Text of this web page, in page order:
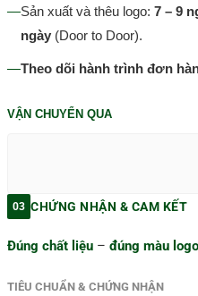
—Sản xuất và thêu logo: 7 – 9
ngày (Door to Door).
—Theo dõi hành trình đơn
VẬN CHUYỂN QUA
03 CHỨNG NHẬN & CAM KẾT
Đúng chất liệu – đúng màu logo
TIÊU CHUẨN & CHỨNG NHẬN